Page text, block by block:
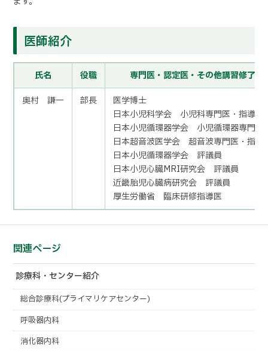
医師紹介
氏名 役職
専門医・認定医・その他講習修了
奥村 謙一
部長
医学博士
日本小児科学会 小児科専門医・指導医
日本小児循環器学会 小児循環器専門医
日本超音波医学会 超音波専門医・指導
日本小児循環器学会 評議員
日本小児心臓MRI研究会 評議員
近畿胎児心臓病研究会 評議員
厚生労働省 臨床研修指導医
関連ページ
診療科・センター紹介
総合診療科(プライマリケアセンター)
呼吸器内科
消化器内科